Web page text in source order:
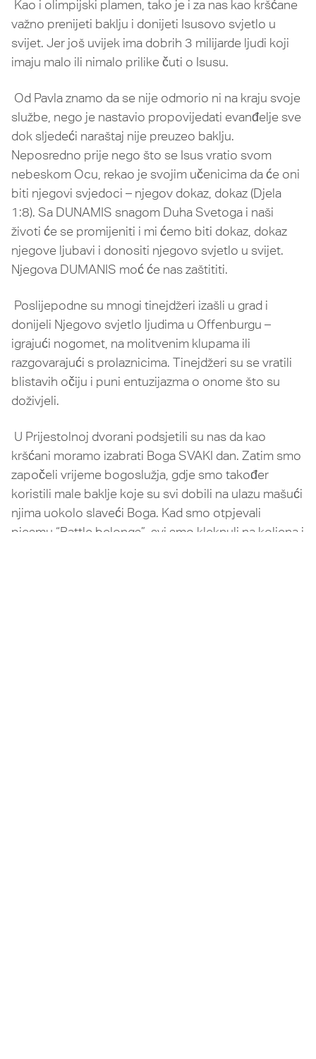
Kao i olimpijski plamen, tako je i za nas kao kršćane
važno prenijeti baklju i donijeti Isusovo svjetlo u
svijet. Jer još uvijek ima dobrih 3 milijarde ljudi koji
imaju malo ili nimalo prilike čuti o Isusu.
Od Pavla znamo da se nije odmorio ni na kraju svoje
službe, nego je nastavio propovijedati evanđelje sve
dok sljedeći naraštaj nije preuzeo baklju.
Neposredno prije nego što se Isus vratio svom
nebeskom Ocu, rekao je svojim učenicima da će oni
biti njegovi svjedoci – njegov dokaz, dokaz (Djela
1:8). Sa DUNAMIS snagom Duha Svetoga i naši
životi će se promijeniti i mi ćemo biti dokaz, dokaz
njegove ljubavi i donositi njegovo svjetlo u svijet.
Njegova DUMANIS moć će nas zaštititi.
Poslijepodne su mnogi tinejdžeri izašli u grad i
donijeli Njegovo svjetlo ljudima u Offenburgu –
igrajući nogomet, na molitvenim klupama ili
razgovarajući s prolaznicima. Tinejdžeri su se vratili
blistavih očiju i puni entuzijazma o onome što su
doživjeli.
U Prijestolnoj dvorani podsjetili su nas da kao
kršćani moramo izabrati Boga SVAKI dan. Zatim smo
započeli vrijeme bogoslužja, gdje smo također
koristili male baklje koje su svi dobili na ulazu mašući
njima uokolo slaveći Boga. Kad smo otpjevali
pjesmu “Battle belongs”, svi smo kleknuli na koljena i